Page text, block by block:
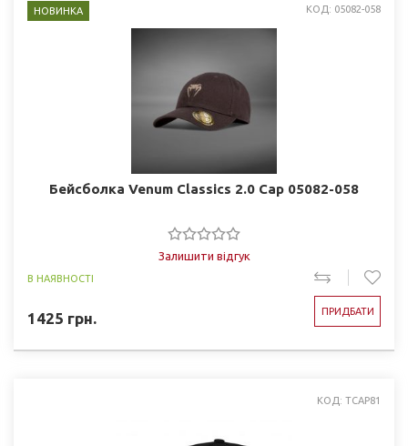
НОВИНКА КОД: 05082-058
Бейсболка Venum Classics 2.0 Cap 05082-058
Залишити відгук
В НАЯВНОСТІ
1425 грн. ПРИДБАТИ
КОД: TCAP81